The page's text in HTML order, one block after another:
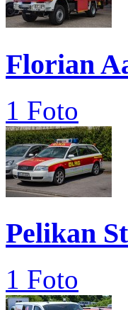
Florian
1 Foto
Pelikan
1 Foto